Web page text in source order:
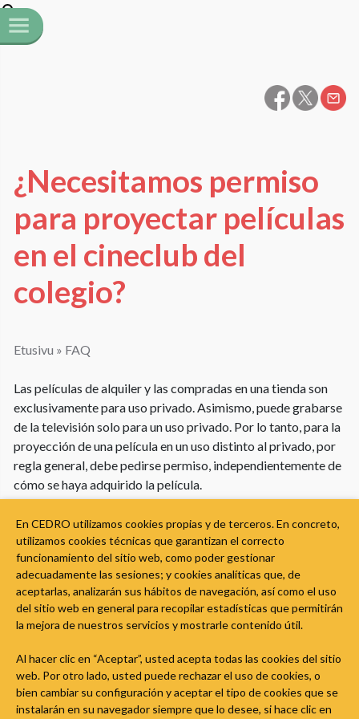
¿Necesitamos permiso
para proyectar películas
en el cineclub del
colegio?
Etusivu » FAQ
Las películas de alquiler y las compradas en una tienda son
exclusivamente para uso privado. Asimismo, puede grabarse
de la televisión solo para un uso privado. Por lo tanto, para la
proyección de una película en un uso distinto al privado, por
regla general, debe pedirse permiso, independientemente de
cómo se haya adquirido la película.
Las actividades de un cineclub no son un uso privado, sino
una proyección pública, por lo que, para la proyección de
películas, se necesita el permiso de los titulares de los
derechos.
Los permisos para proyectar películas pueden solicitarse a
EGEDA, sin perjuicio de los derechos de otros titulares como
More
En CEDRO utilizamos cookies propias y de terceros. En concreto,
utilizamos cookies técnicas que garantizan el correcto
funcionamiento del sitio web, como poder gestionar
adecuadamente las sesiones; y cookies analíticas que, de
aceptarlas, analizarán sus hábitos de navegación, así como el uso
del sitio web en general para recopilar estadísticas que permitirán
la mejora de nuestros servicios y mostrarle contenido útil.
Al hacer clic en “Aceptar”, usted acepta todas las cookies del sitio
web. Por otro lado, usted puede rechazar el uso de cookies, o
bien cambiar su configuración y aceptar el tipo de cookies que se
instalarán en su navegador siempre que lo desee, si hace clic en